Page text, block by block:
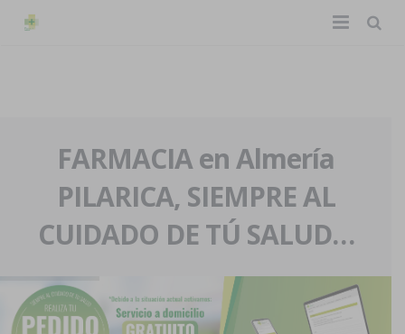
La farmacia
Nuestra historia
Nuestro equipo
Eventos
Servicios y reservas
Pedidos express
Blog
FARMACIA en Almería
PILARICA, SIEMPRE AL
CUIDADO DE TÚ SALUD…